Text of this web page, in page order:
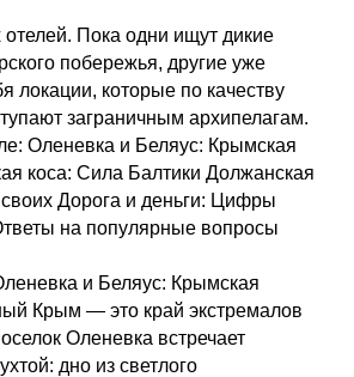
отелей. Пока одни ищут дикие
побережья, другие уже
локации, которые по качеству
заграничным архипелагам.
Оленевка и Беляус: Крымская
коса: Сила Балтики Должанская
Дорога и деньги: Цифры
на популярные вопросы
и Беляус: Крымская
Крым — это край экстремалов
Оленевка встречает
дно из светлого